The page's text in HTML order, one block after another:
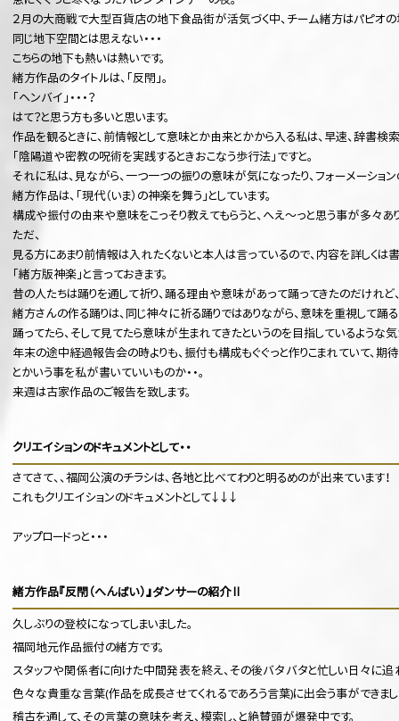
２月の大商戦で大型百貨店の地下食品街が活気づく中、チーム緒方はパピオの
同じ地下空間とは思えない・・・
こちらの地下も熱いは熱いです。
緒方作品のタイトルは、「反閇」。
「ヘンバイ」・・・？
はて？と思う方も多いと思います。
作品を観るときに、前情報として意味とか由来とかから入る私は、早速、辞書検索
「陰陽道や密教の呪術を実践するときおこなう歩行法」ですと。
それに私は、見ながら、一つ一つの振りの意味が気になったり、フォーメーション
緒方作品は、「現代（いま）の神楽を舞う」としています。
構成や振付の由来や意味をこっそり教えてもらうと、へえ～っと思う事が多々あり
ただ、
見る方にあまり前情報は入れたくないと本人は言っているので、内容を詳しくは
「緒方版神楽」と言っておきます。
昔の人たちは踊りを通して祈り、踊る理由や意味があって踊ってきたのだけれど
緒方さんの作る踊りは、同じ神々に祈る踊りではありながら、意味を重視して踊る
踊ってたら、そして見てたら意味が生まれてきたというのを目指しているような気
年末の途中経過報告会の時よりも、振付も構成もぐぐっと作りこまれていて、期待
とかいう事を私が書いていいものか・・。
来週は古家作品のご報告を致します。
クリエイションのドキュメントとして・・
さてさて、、福岡公演のチラシは、各地と比べてわりと明るめのが出来ています！
これもクリエイションのドキュメントとして↓↓↓
アップロードっと・・・
緒方作品『反閇（へんばい）』ダンサーの紹介Ⅱ
久しぶりの登校になってしまいました。
福岡地元作品振付の緒方です。
スタッフや関係者に向けた中間発表を終え、その後バタバタと忙しい日々に追
色々な貴重な言葉(作品を成長させてくれるであろう言葉)に出会う事ができまし
稽古を通して、その言葉の意味を考え、模索し、と絶賛頭が爆発中です。